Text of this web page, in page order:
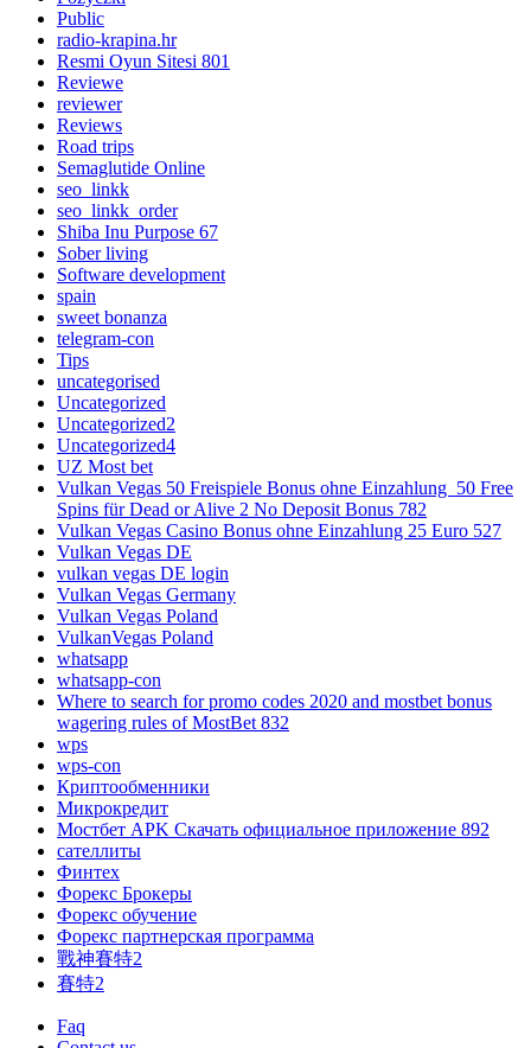
Public
radio-krapina.hr
Resmi Oyun Sitesi 801
Reviewe
reviewer
Reviews
Road trips
Semaglutide Online
seo_linkk
seo_linkk_order
Shiba Inu Purpose 67
Sober living
Software development
spain
sweet bonanza
telegram-con
Tips
uncategorised
Uncategorized
Uncategorized2
Uncategorized4
UZ Most bet
Vulkan Vegas 50 Freispiele Bonus ohne Einzahlung ️ 50 Free
Spins für Dead or Alive 2 No Deposit Bonus 782
Vulkan Vegas Casino Bonus ohne Einzahlung 25 Euro 527
Vulkan Vegas DE
vulkan vegas DE login
Vulkan Vegas Germany
Vulkan Vegas Poland
VulkanVegas Poland
whatsapp
whatsapp-con
Where to search for promo codes 2020 and mostbet bonus
wagering rules of MostBet 832
wps
wps-con
Криптообменники
Микрокредит
Мостбет APK Скачать официальное приложение 892
сателлиты
Финтех
Форекс Брокеры
Форекс обучение
Форекс партнерская программа
戰神賽特2
賽特2
Faq